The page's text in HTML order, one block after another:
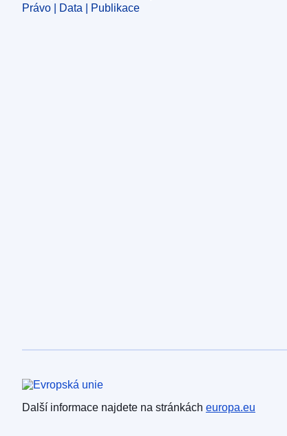
Právo | Data | Publikace
Evropská unie
Další informace najdete na stránkách europa.eu